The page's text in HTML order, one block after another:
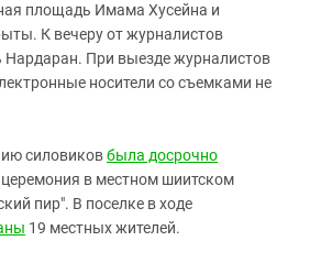
площадь Имама Хусейна и
К вечеру от журналистов
Нардаран. При выезде журналистов
носители со съемками не
силовиковбыла досрочно
в местном шиитском
пир". В поселке в ходе
19 местных жителей.